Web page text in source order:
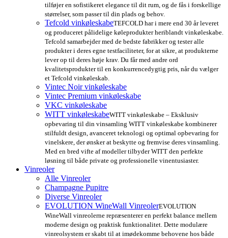
tilføjer en sofistikeret elegance til dit rum, og de fås i forskellige
størrelser, som passer til din plads og behov.
Tefcold vinkøleskabeTEFCOLD har i mere end 30 år leveret
og produceret pålidelige køleprodukter heriblandt vinkøleskabe.
Tefcold samarbejder med de bedste fabrikker og tester alle
produkter i deres egne testfaciliteter, for at sikre, at produkterne
lever op til deres høje krav. Du får med andre ord
kvalitetsprodukter til en konkurrencedygtig pris, når du vælger
et Tefcold vinkøleskab.
Vintec Noir vinkøleskabe
Vintec Premium vinkøleskabe
VKC vinkøleskabe
WITT vinkøleskabeWITT vinkøleskabe – Eksklusiv
opbevaring til din vinsamling WITT vinkøleskabe kombinerer
stilfuldt design, avanceret teknologi og optimal opbevaring for
vinelskere, der ønsker at beskytte og fremvise deres vinsamling.
Med en bred vifte af modeller tilbyder WITT den perfekte
løsning til både private og professionelle vinentusiaster.
Vinreoler
Alle Vinreoler
Champagne Pupitre
Diverse Vinreoler
EVOLUTION WineWall VinreolerEVOLUTION
WineWall vinreolerne repræsenterer en perfekt balance mellem
moderne design og praktisk funktionalitet. Dette modulære
vinreolsystem er skabt til at imødekomme behovene hos både